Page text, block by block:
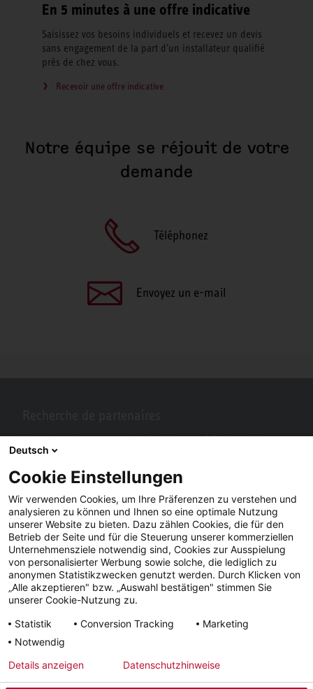
En 5 minutes à une offre indicative
Saisissez vos besoins individuels et recevez un devis
sans engagement de la part d'un installateur qualifié
près de chez vous.
Recevoir une offre indicative
Notre équipe se réjouit de votre
demande
Téléphonez
Envoyez un e-mail
Vous recherchez un partenaire près de chez vous? Pas de problème
avec STIEBEL ELTRON.
Impressum CGV Confidentialité Délais de livraison
Facebook YouTube LinkedIn
Instagram
Deutsch
Cookie Einstellungen
Wir verwenden Cookies, um Ihre Präferenzen zu verstehen und
analysieren zu können und Ihnen so eine optimale Nutzung
unserer Website zu bieten. Dazu zählen Cookies, die für den
Betrieb der Seite und für die Steuerung unserer kommerziellen
Unternehmensziele notwendig sind, Cookies zur Ausspielung
von personalisierter Werbung sowie solche, die lediglich zu
anonymen Statistikzwecken genutzt werden. Durch Klicken von
„Alle akzeptieren" bzw. „Auswahl bestätigen" stimmen Sie
unserer Cookie-Nutzung zu.
Statistik
Conversion Tracking
Marketing
Notwendig
Details anzeigen
Datenschutzhinweise